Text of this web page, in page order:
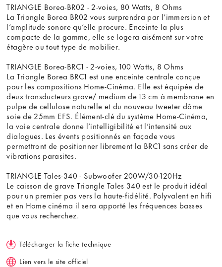
TRIANGLE Borea-BR02 - 2-voies, 80 Watts, 8 Ohms
La Triangle Borea BR02 vous surprendra par l’immersion et
l’amplitude sonore qu’elle procure. Enceinte la plus
compacte de la gamme, elle se logera aisément sur votre
étagère ou tout type de mobilier.
TRIANGLE Borea-BRC1 - 2-voies, 100 Watts, 8 Ohms
La Triangle Borea BRC1 est une enceinte centrale conçue
pour les compositions Home-Cinéma. Elle est équipée de
deux transducteurs grave/ medium de 13 cm à membrane en
pulpe de cellulose naturelle et du nouveau tweeter dôme
soie de 25mm EFS. Élément-clé du système Home-Cinéma,
la voie centrale donne l’intelligibilité et l’intensité aux
dialogues. Les évents positionnés en façade vous
permettront de positionner librement la BRC1 sans créer de
vibrations parasites.
TRIANGLE Tales-340 - Subwoofer 200W/30-120Hz
Le caisson de grave Triangle Tales 340 est le produit idéal
pour un premier pas vers la haute-fidélité. Polyvalent en hifi
et en Home cinéma il sera apporté les fréquences basses
que vous recherchez.
Télécharger la fiche technique
Lien vers le site officiel